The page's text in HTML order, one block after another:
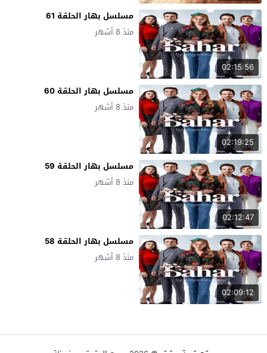
02:15:56
مسلسل بهار الحلقة 61
منذ 8 أشهر
02:19:25
مسلسل بهار الحلقة 60
منذ 8 أشهر
02:12:47
مسلسل بهار الحلقة 59
منذ 8 أشهر
02:09:12
مسلسل بهار الحلقة 58
منذ 8 أشهر